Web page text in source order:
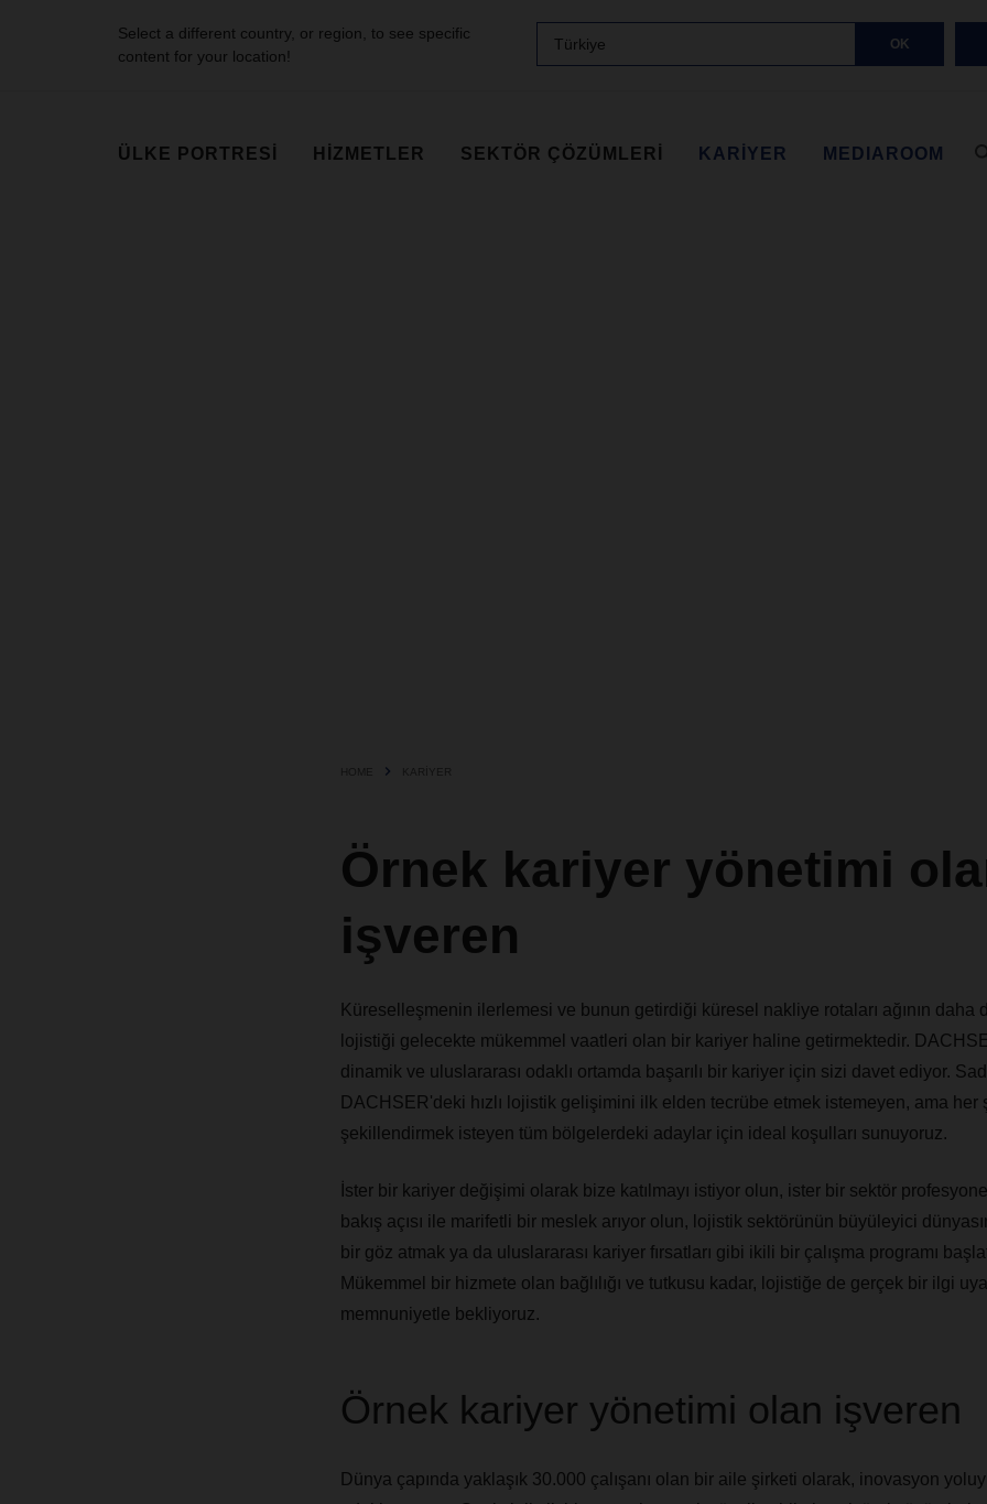
Select a different country, or region, to see specific
content for your location!
Türkiye OK
ÜLKE PORTRESI HIZMETLER SEKTÖR ÇÖZÜMLERI KARIYER MEDIAROOM
HOME KARIYER
Örnek kariyer yönetimi
işveren
Küreselleşmenin ilerlemesi ve bunun getirdiği küresel nakliye rotaları ağının daha
lojistiği gelecekte mükemmel vaatleri olan bir kariyer haline getirmektedir.
dinamik ve uluslararası odaklı ortamda başarılı bir kariyer için sizi davet ediyor.
DACHSER'deki hızlı lojistik gelişimini ilk elden tecrübe etmek istemeyen, ama her
şekillendirmek isteyen tüm bölgelerdeki adaylar için ideal koşulları sunuyoruz.
İster bir kariyer değişimi olarak bize katılmayı istiyor olun, ister bir sektör
bakış açısı ile marifetli bir meslek arıyor olun, lojistik sektörünün büyüleyici
bir göz atmak ya da uluslararası kariyer fırsatları gibi ikili bir çalışma programı
Mükemmel bir hizmete olan bağlılığı ve tutkusu kadar, lojistiğe de gerçek bir ilgi
memnuniyetle bekliyoruz.
Örnek kariyer yönetimi olan işveren
Dünya çapında yaklaşık 30.000 çalışanı olan bir aile şirketi olarak, inovasyon